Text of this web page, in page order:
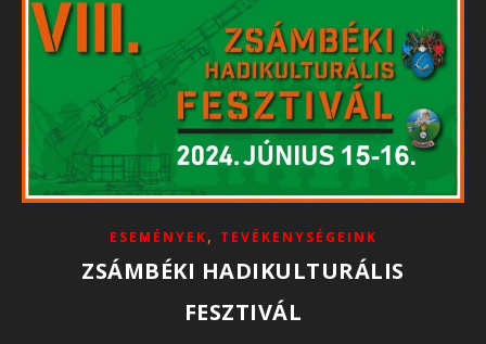
ESEMÉNYEK, TEVÉKENYSÉGEINK
ZSÁMBÉKI HADIKULTURÁLIS
FESZTIVÁL